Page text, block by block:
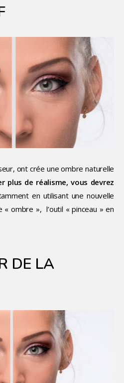
ont crée une ombre naturelle
plus de réalisme, vous devrez
en utilisant une nouvelle
« ombre », l’outil « pinceau » en
DE LA